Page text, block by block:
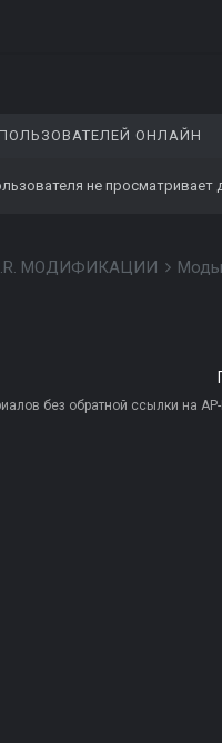
ОНЛАЙН
не просматривает
МОДИФИКАЦИИ
без обратной ссылки на